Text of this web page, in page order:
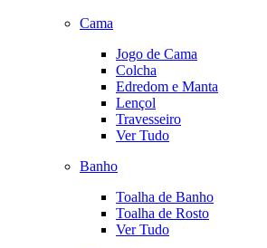
Cama
Jogo de Cama
Colcha
Edredom e Manta
Lençol
Travesseiro
Ver Tudo
Banho
Toalha de Banho
Toalha de Rosto
Ver Tudo